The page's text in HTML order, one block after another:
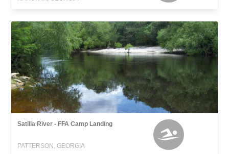
Satilla River - FFA Camp Landing
PATTERSON, GEORGIA